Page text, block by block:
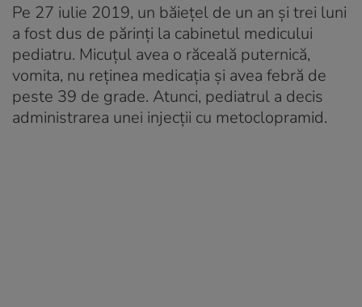
Pe 27 iulie 2019, un băiețel de un an și trei luni
a fost dus de părinți la cabinetul medicului
pediatru. Micuțul avea o răceală puternică,
vomita, nu reținea medicația și avea febră de
peste 39 de grade. Atunci, pediatrul a decis
administrarea unei injecții cu metoclopramid.